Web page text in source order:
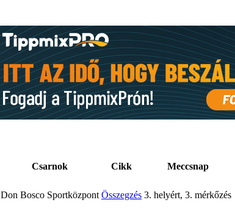
Csarnok Cikk Meccsnap
Don Bosco Sportközpont Összegzés 3. helyért, 3. mérkőzés